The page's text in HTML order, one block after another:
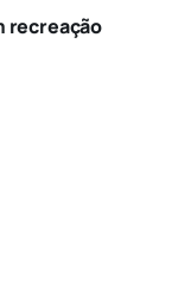
recreação